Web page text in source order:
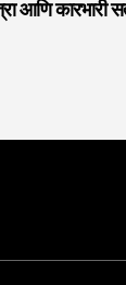
आणि कारभारी